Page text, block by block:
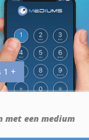
1 +
met een medium